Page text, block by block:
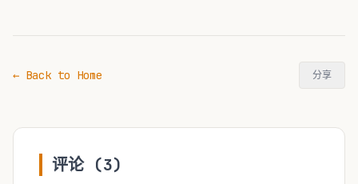
← Back to Home 分享
评论 (3)